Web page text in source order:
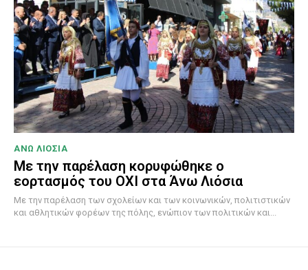
ΑΝΩ ΛΙΟΣΙΑ
Με την παρέλαση κορυφώθηκε ο
εορτασμός του ΟΧΙ στα Άνω Λιόσια
Με την παρέλαση των σχολείων και των κοινωνικών, πολιτιστικών
και αθλητικών φορέων της πόλης, ενώπιον των πολιτικών και...